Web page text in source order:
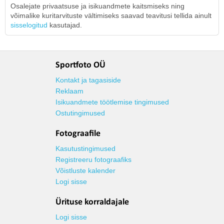
Osalejate privaatsuse ja isikuandmete kaitsmiseks ning
võimalike kuritarvituste vältimiseks saavad teavitusi tellida ainult
sisselogitud kasutajad.
Sportfoto OÜ
Kontakt ja tagasiside
Reklaam
Isikuandmete töötlemise tingimused
Ostutingimused
Fotograafile
Kasutustingimused
Registreeru fotograafiks
Võistluste kalender
Logi sisse
Ürituse korraldajale
Logi sisse